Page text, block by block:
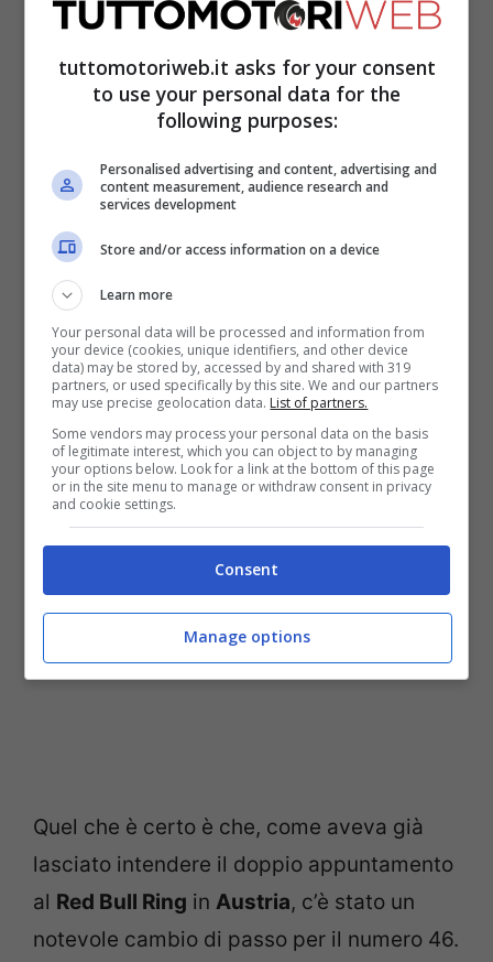
andamento positivo: “Continuiamo a
migliorare. Fin da stamattina ho lavorato
bene, sia sull’assetto che sulle gomme.
Nelle ultime due sessioni di prove libere e
in qualifica sono sempre rimasto tra i primi
dieci e di questo sono contento. Guido
bene, ho un buon potenziale. Voglio
continuare così, anche se non sarà facile”.
Valentino Rossi si vuole
congedare alla grande
Quel che è certo è che, come aveva già
lasciato intendere il doppio appuntamento
al Red Bull Ring in Austria, c’è stato un
notevole cambio di passo per il numero 46.
tuttomotoriweb.it asks for your consent
to use your personal data for the
following purposes:
Personalised advertising and content, advertising and
content measurement, audience research and
services development
Store and/or access information on a device
Learn more
Your personal data will be processed and information from
your device (cookies, unique identifiers, and other device
data) may be stored by, accessed by and shared with 319
partners, or used specifically by this site. We and our partners
may use precise geolocation data. List of partners.
Some vendors may process your personal data on the basis
of legitimate interest, which you can object to by managing
your options below. Look for a link at the bottom of this page
or in the site menu to manage or withdraw consent in privacy
and cookie settings.
Consent
Manage options